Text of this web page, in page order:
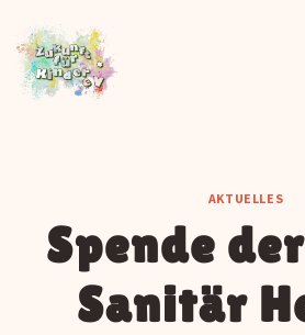
Inhalt
springen
AKTUELLES
Spende
Sanitär